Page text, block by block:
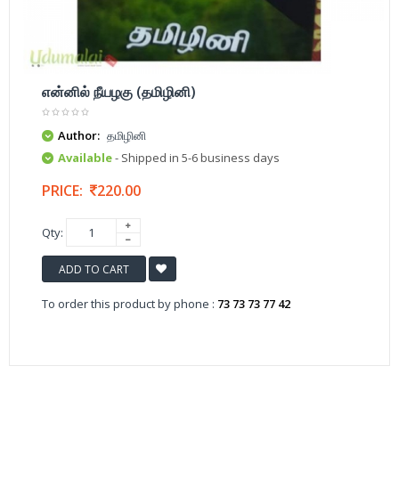
என்னில் நீயழகு (தமிழினி)
Author: தமிழினி
Available- Shipped in 5-6 business days
PRICE: 220.00
Qty:
ADD TO CART
To order this product by phone : 73 73 73 77 42